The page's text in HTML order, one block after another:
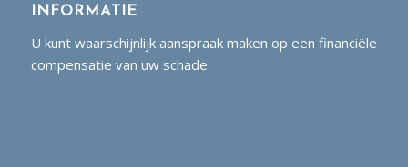
INFORMATIE
U kunt waarschijnlijk aanspraak maken op een financiële
compensatie van uw schade